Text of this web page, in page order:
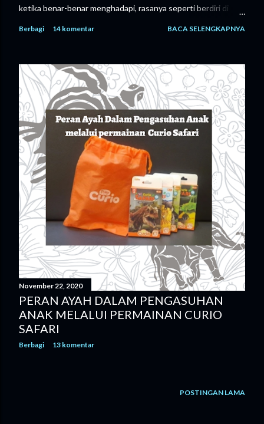
ketika benar-benar menghadapi, rasanya seperti berdiri di
orang tua, tentu kami ingin yang terbaik. Dalam pikiran kami,
peluang kerja dianggap lebih terbuka, masa depan terlihat
lebih terarah. Namun kenyataannya tidak seperti itu. Biaya
kuliah semakin tinggi. Bukan hanya uang masuk, tapi juga
biaya hidup, buku, hingga kebutuhan sehari-hari. Semua itu
membutuhkan perencanaan yang matang, bahkan sering kali
harus disertai pengorbanan yang besar. Di sisi lain, ada suara
yang tidak kalah penting, suara anak kami sendiri. Ia memiliki
mimpi yang berbeda. Anak kami sejak awal memiliki keinginan
yang...
Berbagi 14 komentar BACA SELENGKAPNYA
November 22, 2020
PERAN AYAH DALAM PENGASUHAN
ANAK MELALUI PERMAINAN CURIO
SAFARI
Berbagi 13 komentar
POSTINGAN LAMA